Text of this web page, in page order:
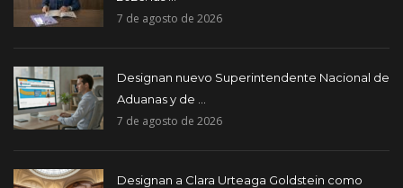
7 de agosto de 2026
Designan nuevo Superintendente Nacional de
Aduanas y de ...
7 de agosto de 2026
Designan a Clara Urteaga Goldstein como